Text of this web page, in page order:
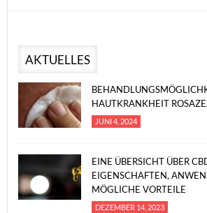
AKTUELLES
HAUTKRANKHEIT
JUNI 4, 2024
EINE ÜBERSICHT ÜBER
EIGENSCHAFTEN,
MÖGLICHE VORTEILE
DEZEMBER 14, 2023